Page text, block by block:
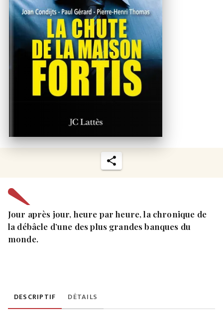
Jour après jour, heure par heure, la chronique de
la débâcle d’une des plus grandes banques du
monde.
DESCRIPTIF DÉTAILS